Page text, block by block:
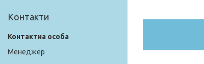
Контакти
Менеджер